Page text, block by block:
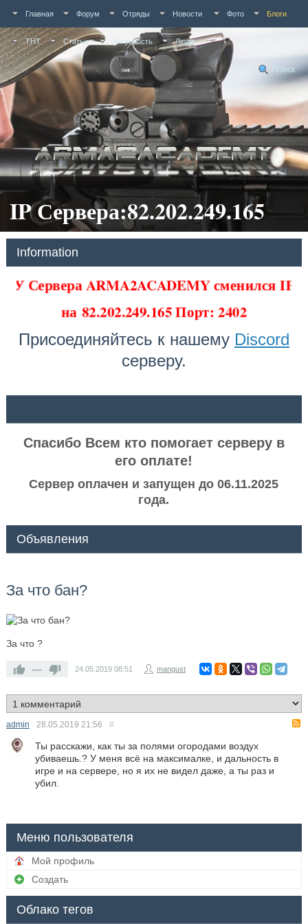
Главная Форум Отряды Новости Фото Блоги
ТНТ Статьи Активность Люди
Поиск
IP Сервера:82.202.249.165
Information
У Сервера ARMA2ACADEMY сменился IP
на82.202.249.165 Порт: 2402
Присоединяйтесь к нашему Discord
серверу.
Спасибо Всем кто помогает серверу в
его оплате!
Сервер оплачен и запущен до 06.11.2025
года.
Объявления
За что бан?
За что ?
— 24.05.2019 08:51 mangust
admin 28.05.2019 21:56 #
Ты расскажи, как ты за полями огородами воздух
убиваешь.? У меня всё на максималке, и дальность в
игре и на сервере, но я их не видел даже, а ты раз и
убил.
Меню пользователя
Мой профиль
Создать
Облако тегов